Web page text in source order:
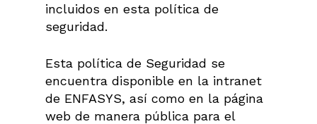
incluidos en esta política de
seguridad.
Esta política de Seguridad se
encuentra disponible en la intranet
de ENFASYS, así como en la página
web de manera pública para el